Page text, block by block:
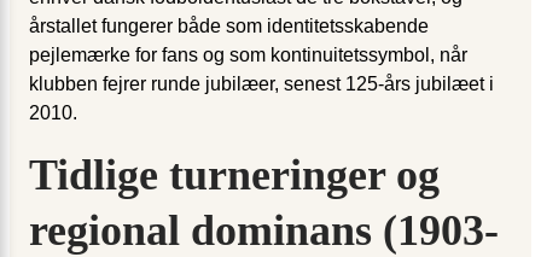
årstallet fungerer både som identitetsskabende
pejlemærke for fans og som kontinuitetssymbol, når
klubben fejrer runde jubilæer, senest 125-års jubilæet i
2010.
Tidlige turneringer og
regional dominans (1903-